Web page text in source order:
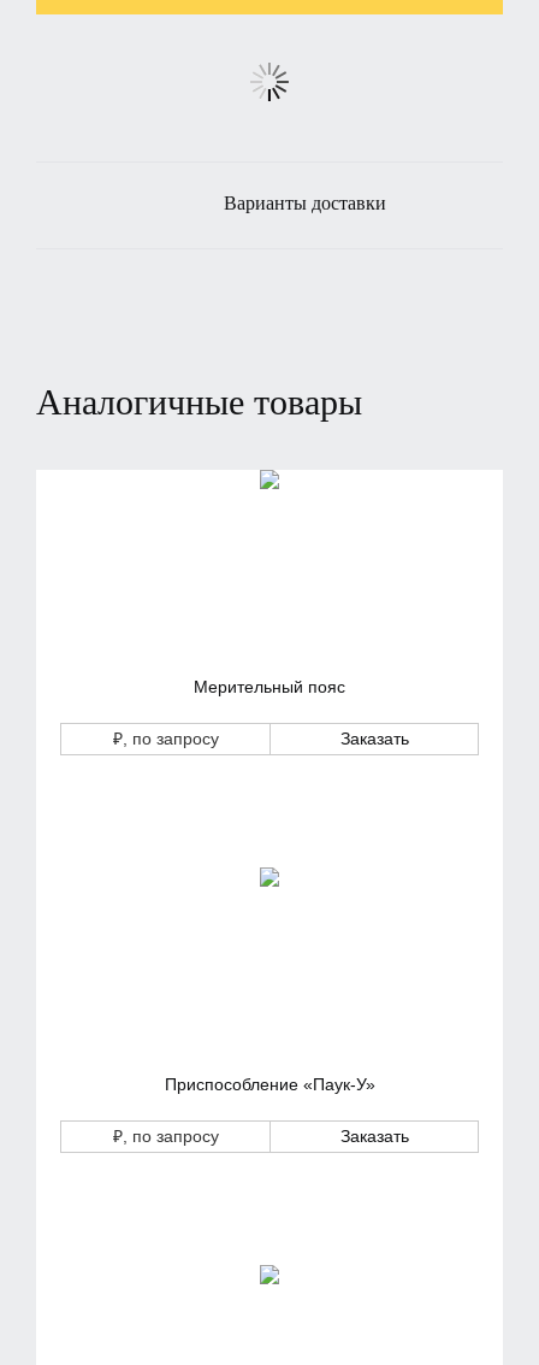
Варианты доставки
Аналогичные товары
Мерительный пояс
₽, по запросу Заказать
Приспособление «Паук-У»
₽, по запросу Заказать